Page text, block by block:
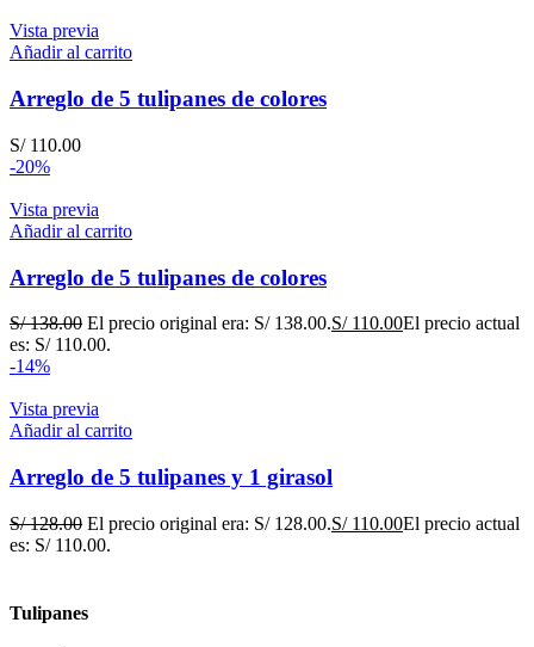
Vista previa
Añadir al carrito
Arreglo de 5 tulipanes de colores
S/110.00
-20%
Vista previa
Añadir al carrito
Arreglo de 5 tulipanes de colores
S/138.00 El precio original era: S/ 138.00.S/110.00El precio actual
es: S/ 110.00.
-14%
Vista previa
Añadir al carrito
Arreglo de 5 tulipanes y 1 girasol
S/128.00 El precio original era: S/ 128.00.S/110.00El precio actual
es: S/ 110.00.
Tulipanes